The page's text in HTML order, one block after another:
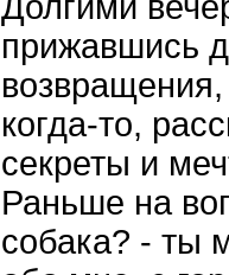
прижавшись
когда-то,
секреты и
Раньше на
собака? - ты